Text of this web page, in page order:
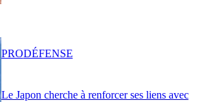
Le Japon cherche à renforcer ses liens avec
PRODÉFENSE